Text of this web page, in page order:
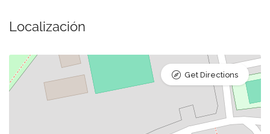
Localización
Get Directions